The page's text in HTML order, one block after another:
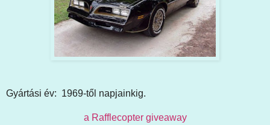
Gyártási év: 1969-től napjainkig.
a Rafflecopter giveaway